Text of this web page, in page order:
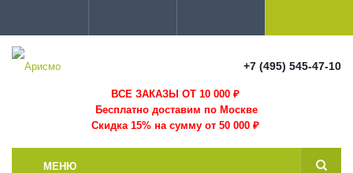
+7 (495) 545-47-10
ВСЕ ЗАКАЗЫ ОТ 10 000₽
Бесплатно доставим по Москве
Скидка 15% на сумму от 50 000 ₽
МЕНЮ